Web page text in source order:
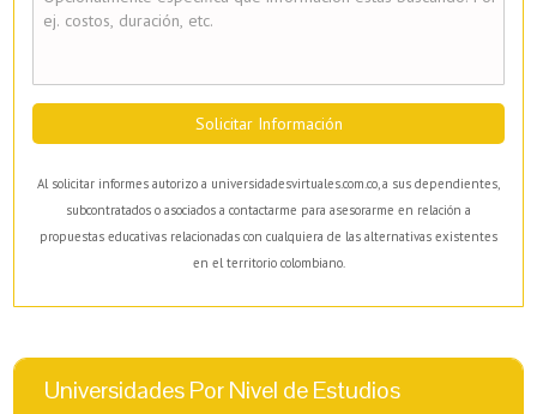
Solicitar Información
Al solicitar informes autorizo a universidadesvirtuales.com.co, a sus dependientes,
subcontratados o asociados a contactarme para asesorarme en relación a
propuestas educativas relacionadas con cualquiera de las alternativas existentes
en el territorio colombiano.
Universidades Por Nivel de Estudios